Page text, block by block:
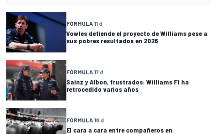
FÓRMULA 11 d
Vowles defiende el proyecto de Williams pese a
sus pobres resultados en 2026
FÓRMULA 17 d
Sainz y Albon, frustrados: Williams F1 ha
retrocedido varios años
FÓRMULA 18 d
El cara a cara entre compañeros en